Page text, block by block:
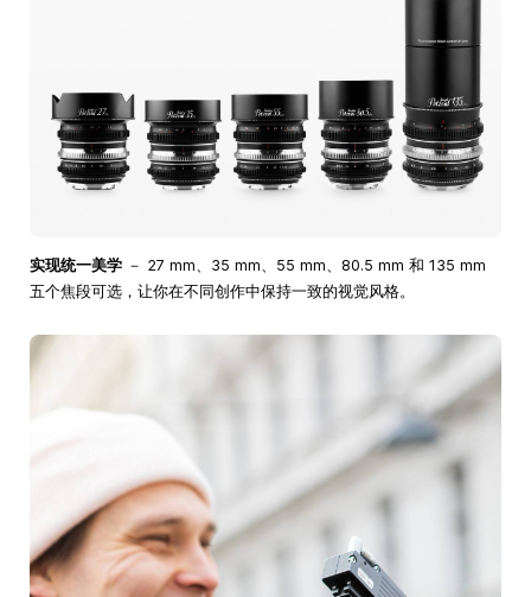
实现统一美学 － 27 mm、35 mm、55 mm、80.5 mm 和 135 mm
五个焦段可选，让你在不同创作中保持一致的视觉风格。